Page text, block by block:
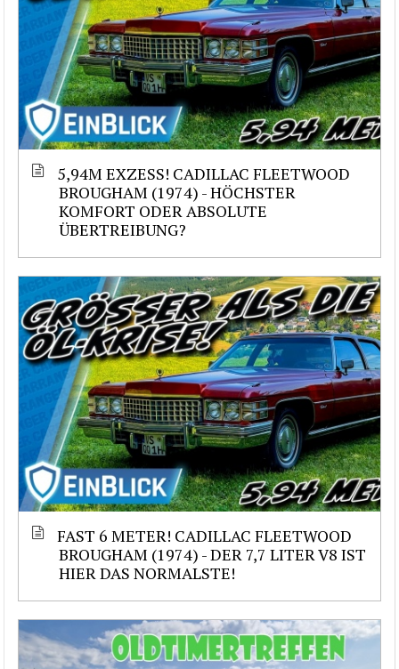
5,94M EXZESS! CADILLAC FLEETWOOD
BROUGHAM (1974) - HÖCHSTER
KOMFORT ODER ABSOLUTE
ÜBERTREIBUNG?
FAST 6 METER! CADILLAC FLEETWOOD
BROUGHAM (1974) - DER 7,7 LITER V8 IST
HIER DAS NORMALSTE!